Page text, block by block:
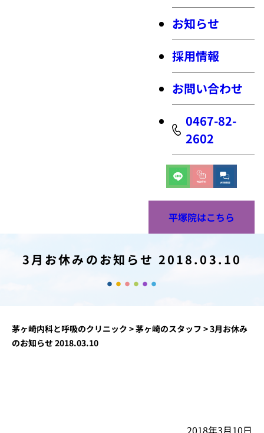
お知らせ
採用情報
お問い合わせ
0467-82-
2602
平塚院はこちら
3月お休みのお知らせ 2018.03.10
茅ヶ崎内科と呼吸のクリニック >茅ヶ崎のスタッフ >3月お休み
のお知らせ 2018.03.10
2018年3月10日